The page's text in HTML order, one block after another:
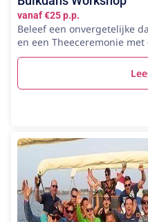
vanaf €25 p.p.
Beleef een onvergetelijke
en een Theeceremonie